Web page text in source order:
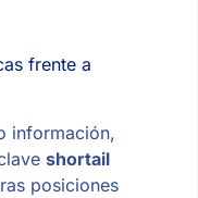
frente a
información,
shortail
posiciones